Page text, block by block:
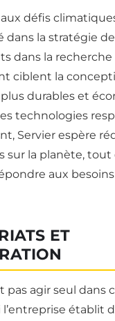
défis
dans la stratégie
dans la recherche
ciblent la
durables et
technologies
Servier espère
sur la planète, tout
aux
ET
pas agir seul dans
l’entreprise établit